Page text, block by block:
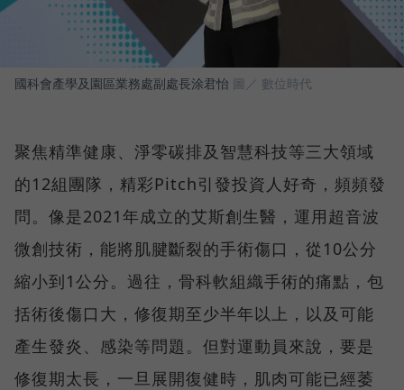
國科會產學及園區業務處副處長涂君怡 圖／ 數位時代
聚焦精準健康、淨零碳排及智慧科技等三大領域
的12組團隊，精彩Pitch引發投資人好奇，頻頻發
問。像是2021年成立的艾斯創生醫，運用超音波
微創技術，能將肌腱斷裂的手術傷口，從10公分
縮小到1公分。過往，骨科軟組織手術的痛點，包
括術後傷口大，修復期至少半年以上，以及可能
產生發炎、感染等問題。但對運動員來說，要是
修復期太長，一旦展開復健時，肌肉可能已經萎